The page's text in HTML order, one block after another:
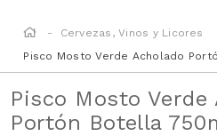
Cervezas, Vinos y Licores
Pisco Mosto Verde Acholado
Pisco Mosto Verde
Portón Botella